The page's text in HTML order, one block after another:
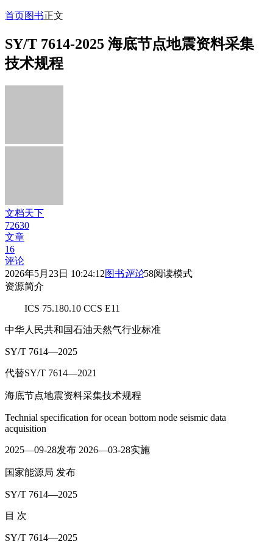
首页图书正文
SY/T 7614-2025 海底节点地震资料采集
技术规程
文档天下
72630
文章
16
评论
2026年5月23日 10:24:12图书评论58阅读模式
资源简介
ICS 75.180.10 CCS E11
中华人民共和国石油天然气行业标准
SY/T 7614—2025
代替SY/T 7614—2021
海底节点地震资料采集技术规程
Technial specification for ocean bottom node seismic data
acquisition
2025—09-28发布 2026—03-28实施
国家能源局 发布
SY/T 7614—2025
目 次
SY/T 7614—2025